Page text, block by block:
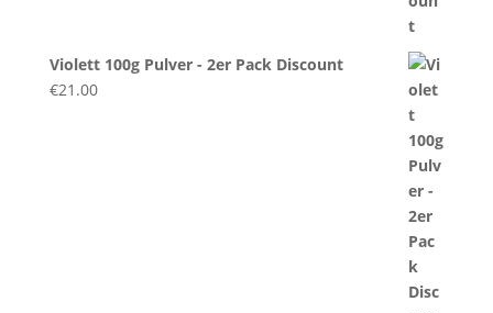
Violett 100g Pulver - 2er Pack Discount
€21.00